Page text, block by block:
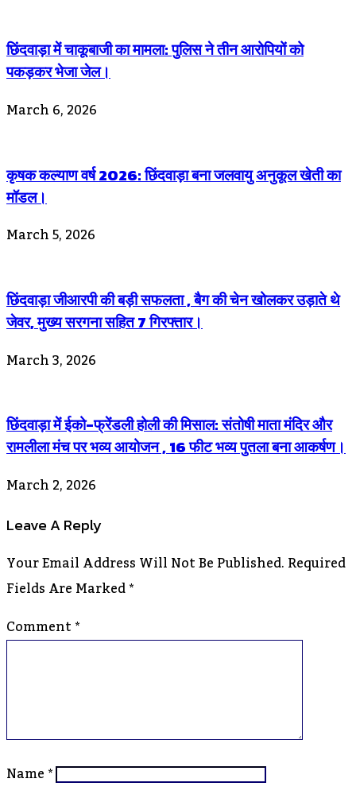
छिंदवाड़ा में चाकूबाजी का मामला: पुलिस ने तीन आरोपियों को
पकड़कर भेजा जेल।
March 6, 2026
कृषक कल्याण वर्ष 2026: छिंदवाड़ा बना जलवायु अनुकूल खेती का
मॉडल।
March 5, 2026
छिंदवाड़ा जीआरपी की बड़ी सफलता , बैग की चेन खोलकर उड़ाते थे
जेवर, मुख्य सरगना सहित 7 गिरफ्तार।
March 3, 2026
छिंदवाड़ा में ईको-फ्रेंडली होली की मिसाल: संतोषी माता मंदिर और
रामलीला मंच पर भव्य आयोजन , 16 फीट भव्य पुतला बना आकर्षण।
March 2, 2026
Leave A Reply
Your Email Address Will Not Be Published.Required
Fields Are Marked*
Comment*
Name*